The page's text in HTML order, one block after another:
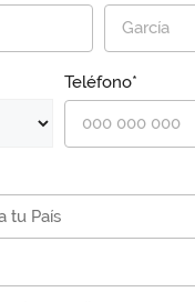
Teléfono*